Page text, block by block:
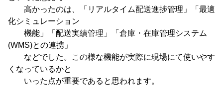
高かったのは、「リアルタイム配送進捗管理」「最適
化シミュレーション
機能」「配送実績管理」「倉庫・在庫管理システム
(WMS)との連携」
などでした。この様な機能が実際に現場にて使いやす
くなっているかと
いった点が重要であると思われます。